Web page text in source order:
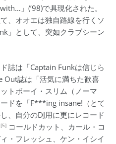
」(’98)で具現化された。
、オオエは独自路線を行くソ
」として、突如クラブシーン
誌は「Captain Funkは信じら
Out誌は「活気に満ちた歓喜
トボーイ・スリム（ノーマ
ドを「F***ing insane!（とて
、自分のDJ用に更にレコード
[5] コールドカット、カール・コ
・フレッシュ、ケン・イシイ